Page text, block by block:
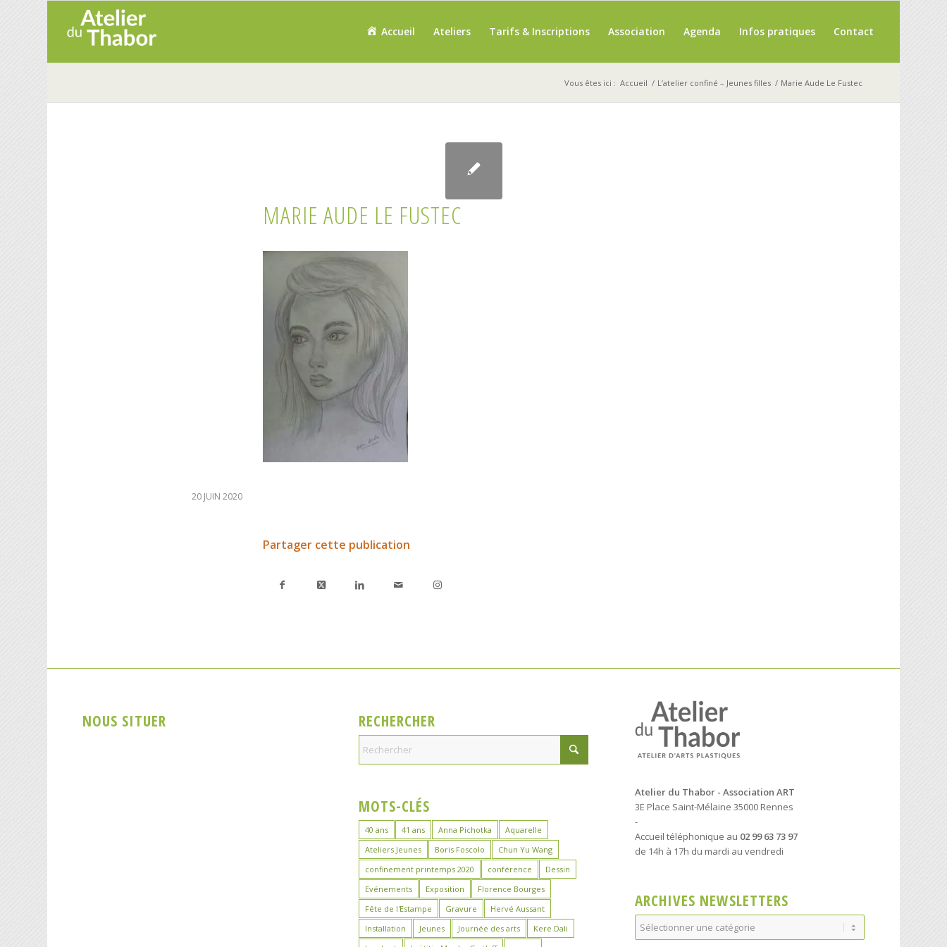
Accueil Ateliers Tarifs & Inscriptions Association Agenda Infos pratiques Contact
Vous êtes ici : Accueil / L’atelier confiné – Jeunes filles / Marie Aude Le Fustec
MARIE AUDE LE FUSTEC
20 JUIN 2020
Partager cette publication
NOUS SITUER RECHERCHER
MOTS-CLÉS
40 ans 41 ans Anna Pichotka
Aquarelle
Ateliers Jeunes
Boris Foscolo
Chun Yu Wang
confinement printemps 2020
conférence
Dessin
Evénements
Exposition
Florence Bourges
Fête de l'Estampe
Gravure
Hervé Aussant
Installation
Jeunes Journée des arts
Kere Dali
Atelier du Thabor - Association ART
3E Place Saint-Mélaine 35000 Rennes
-
Accueil téléphonique au 02 99 63 73 97
de 14h à 17h du mardi au vendredi
ARCHIVES NEWSLETTERS
Archives
Newsletters